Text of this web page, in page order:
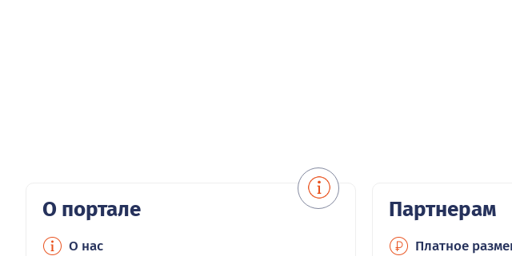
О портале
О нас
Партнерам
Платное